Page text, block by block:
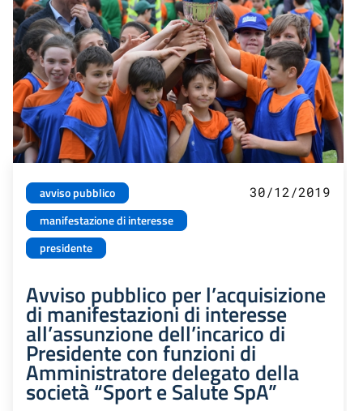
avviso pubblico
manifestazione di interesse
presidente
30/12/2019
Avviso pubblico per l’acquisizione
di manifestazioni di interesse
all’assunzione dell’incarico di
Presidente con funzioni di
Amministratore delegato della
società “Sport e Salute SpA”